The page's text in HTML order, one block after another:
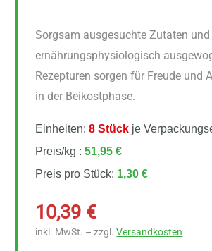
Sorgsam ausgesuchte Zutaten und
ernährungsphysiologisch
Rezepturen sorgen für Freude und
in der Beikostphase.
Einheiten:8 Stück je
Preis/kg :51,95 €
Preis pro Stück: 1,30 €
10,39 €
inkl. MwSt. – zzgl.Versandkosten